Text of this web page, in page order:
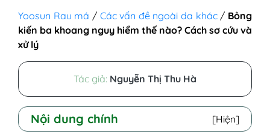
Yoosun Rau má / Các vấn đề ngoài da khác/ Bỏng
kiến ba khoang nguy hiểm thế nào? Cách sơ cứu và
xử lý
Tác giả: Nguyễn Thị Thu Hà
Nội dung chính [Hiện]